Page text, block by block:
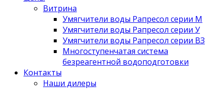
Витрина
Умягчители воды Рапресол серии М
Умягчители воды Рапресол серии У
Умягчители воды Рапресол серии ВЗ
Многоступенчатая система
безреагентной водоподготовки
Контакты
Наши дилеры